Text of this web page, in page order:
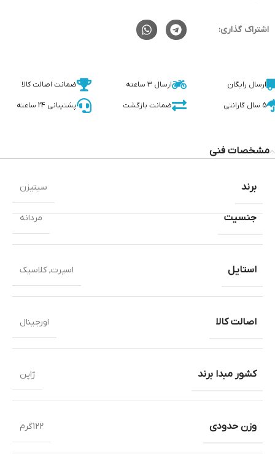
اشتراک گذاری:
ارسال رایگان ارسال 3 ساعته ضمانت اصالت کالا
5 سال گارانتی ضمانت بازگشت پشتیبانی 24 ساعته
مشخصات فنی
جنسیت مردانه
استایل اسپرت,کلاسیک
اصالت کالا اورجینال
کشور مبدا برند ژاپن
وزن حدودی 122گرم
برند سیتیزن